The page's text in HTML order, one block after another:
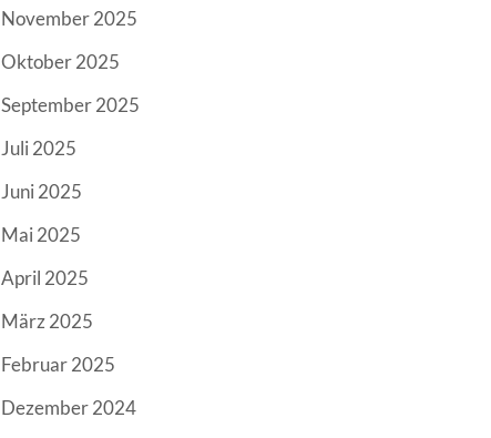
November 2025
Oktober 2025
September 2025
Juli 2025
Juni 2025
Mai 2025
April 2025
März 2025
Februar 2025
Dezember 2024